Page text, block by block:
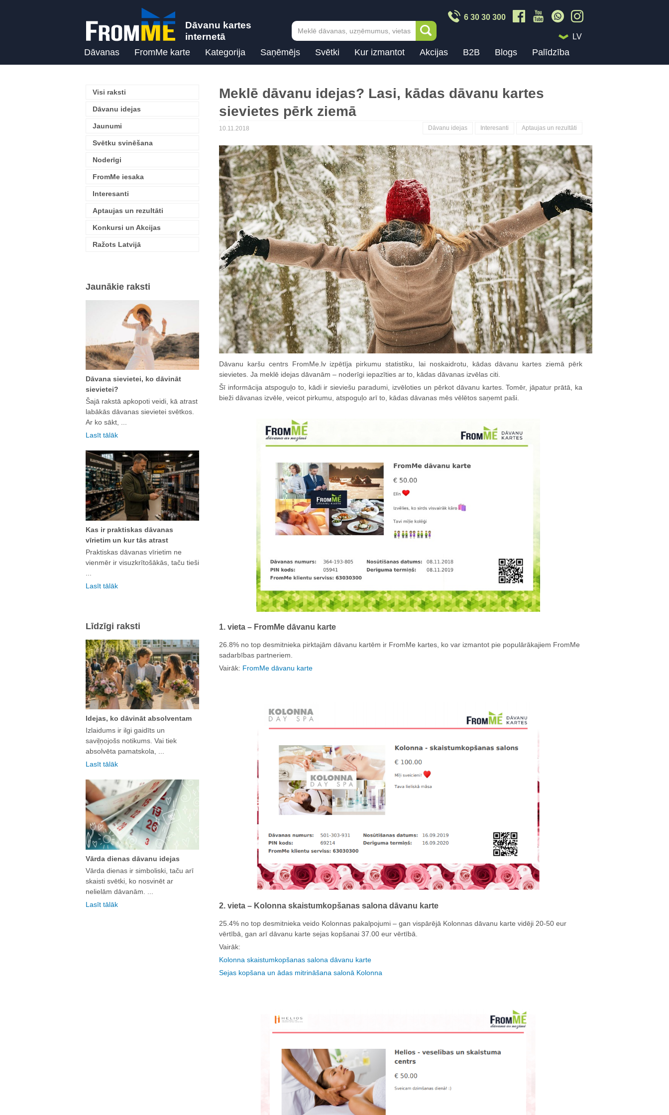
Dāvanu kartes
internetā
6 30 30 300
LV
Dāvanas FromMe karte Kategorija Saņēmējs Svētki Kur izmantot Akcijas B2B Blogs Palīdzība
Visi raksti
Dāvanu idejas
Jaunumi
Svētku svinēšana
Noderīgi
FromMe iesaka
Interesanti
Aptaujas un rezultāti
Konkursi un Akcijas
Ražots Latvijā
Jaunākie raksti
Dāvana sievietei, ko dāvināt
sievietei?
Šajā rakstā apkopoti veidi, kā atrast
labākās dāvanas sievietei svētkos.
Ar ko sākt, ...
Lasīt tālāk
Kas ir praktiskas dāvanas
vīrietim un kur tās atrast
Praktiskas dāvanas vīrietim ne
vienmēr ir visuzkrītošākās, taču tieši
Lasīt tālāk
Līdzīgi raksti
Idejas, ko dāvināt absolventam
Izlaidums ir ilgi gaidīts un
saviļņojošs notikums. Vai tiek
absolvēta pamatskola, ...
Lasīt tālāk
Vārda dienas dāvanu idejas
Vārda dienas ir simboliski, taču arī
skaisti svētki, ko nosvinēt ar
nelielām dāvanām. ...
Lasīt tālāk
Meklē dāvanu idejas? Lasi, kādas dāvanu kartes
sievietes pērk ziemā
10.11.2018 Dāvanu idejas Interesanti Aptaujas un rezultāti
Dāvanu karšu centrs FromMe.lv izpētīja pirkumu statistiku, lai noskaidrotu, kādas dāvanu kartes ziemā pērk
sievietes. Ja meklē idejas dāvanām – noderīgi iepazīties ar to, kādas dāvanas izvēlas citi.
Šī informācija atspoguļo to, kādi ir sieviešu paradumi, izvēloties un pērkot dāvanu kartes. Tomēr, jāpatur prātā, ka
bieži dāvanas izvēle, veicot pirkumu, atspoguļo arī to, kādas dāvanas mēs vēlētos saņemt paši.
1. vieta – FromMe dāvanu karte
26.8% no top desmitnieka pirktajām dāvanu kartēm ir FromMe kartes, ko var izmantot pie populārākajiem FromMe
sadarbības partneriem.
Vairāk: FromMe dāvanu karte
2. vieta – Kolonna skaistumkopšanas salona dāvanu karte
25.4% no top desmitnieka veido Kolonnas pakalpojumi – gan vispārējā Kolonnas dāvanu karte vidēji 20-50 eur
vērtībā, gan arī dāvanu karte sejas kopšanai 37.00 eur vērtībā.
Vairāk:
Kolonna skaistumkopšanas salona dāvanu karte
Sejas kopšana un ādas mitrināšana salonā Kolonna